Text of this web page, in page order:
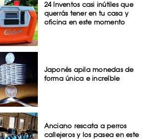
24 Inventos casi inútiles que
querrás tener en tu casa y
oficina en este momento
Japonés apila monedas de
forma única e increíble
Anciano rescata a perros
callejeros y los pasea en este